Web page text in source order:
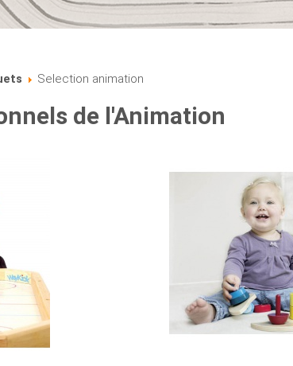
Selection animation
de l'Animation